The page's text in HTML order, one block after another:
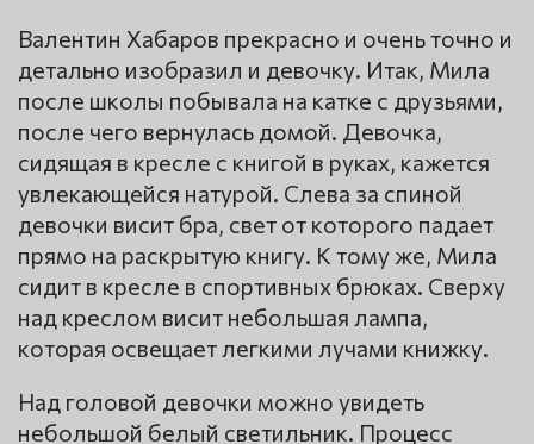
Валентин Хабаров прекрасно и очень точно и
детально изобразил и девочку. Итак, Мила
после школы побывала на катке с друзьями,
после чего вернулась домой. Девочка,
сидящая в кресле с книгой в руках, кажется
увлекающейся натурой. Слева за спиной
девочки висит бра, свет от которого падает
прямо на раскрытую книгу. К тому же, Мила
сидит в кресле в спортивных брюках. Сверху
над креслом висит небольшая лампа,
которая освещает легкими лучами книжку.
Над головой девочки можно увидеть
небольшой белый светильник. Процесс